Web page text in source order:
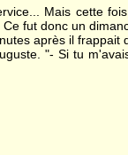
Mais cette
fut donc un
après il frappait
"- Si tu